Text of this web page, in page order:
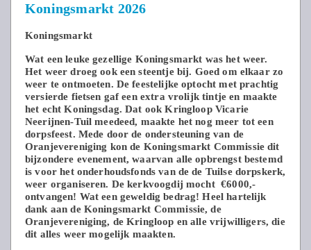
Koningsmarkt 2026
Koningsmarkt
Wat een leuke gezellige Koningsmarkt was het weer.
Het weer droeg ook een steentje bij. Goed om elkaar zo
weer te ontmoeten. De feestelijke optocht met prachtig
versierde fietsen gaf een extra vrolijk tintje en maakte
het echt Koningsdag. Dat ook Kringloop Vicarie
Neerijnen-Tuil meedeed, maakte het nog meer tot een
dorpsfeest. Mede door de ondersteuning van de
Oranjevereniging kon de Koningsmarkt Commissie dit
bijzondere evenement, waarvan alle opbrengst bestemd
is voor het onderhoudsfonds van de de Tuilse dorpskerk,
weer organiseren. De kerkvoogdij mocht €6000,-
ontvangen! Wat een geweldig bedrag! Heel hartelijk
dank aan de Koningsmarkt Commissie, de
Oranjevereniging, de Kringloop en alle vrijwilligers, die
dit alles weer mogelijk maakten.